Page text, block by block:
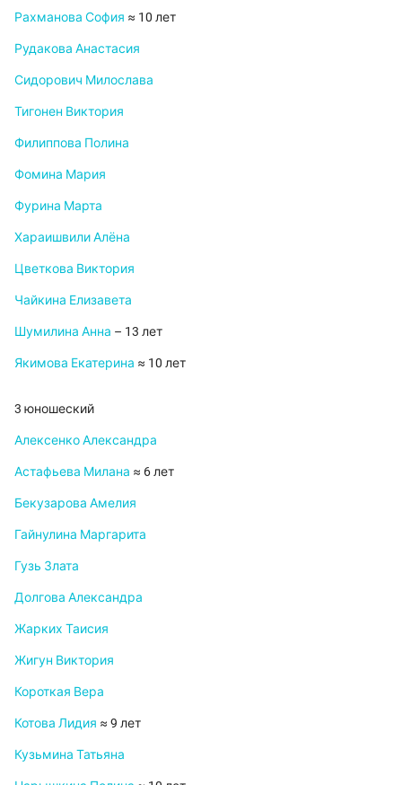
Рахманова София ≈ 10 лет
Рудакова Анастасия
Сидорович Милослава
Тигонен Виктория
Филиппова Полина
Фомина Мария
Фурина Марта
Хараишвили Алёна
Цветкова Виктория
Чайкина Елизавета
Шумилина Анна – 13 лет
Якимова Екатерина ≈ 10 лет
3 юношеский
Алексенко Александра
Астафьева Милана ≈ 6 лет
Бекузарова Амелия
Гайнулина Маргарита
Гузь Злата
Долгова Александра
Жарких Таисия
Жигун Виктория
Короткая Вера
Котова Лидия ≈ 9 лет
Кузьмина Татьяна